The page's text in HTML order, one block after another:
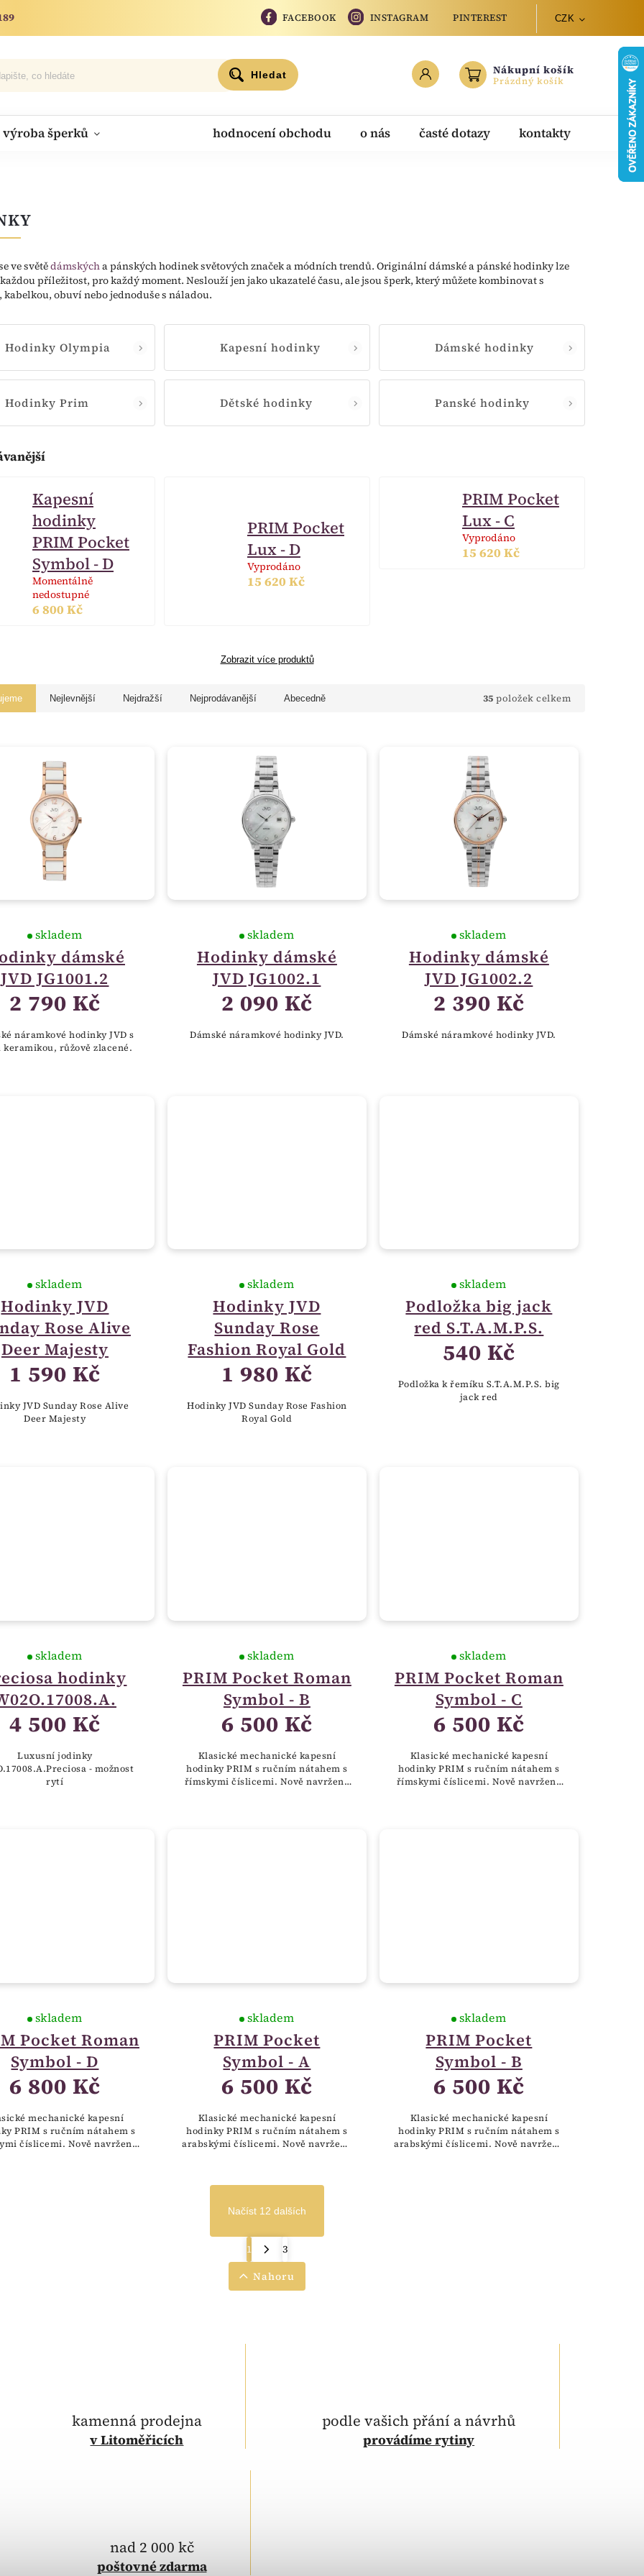
FACEBOOK INSTAGRAM PINTEREST CZK
Hledat Nákupní košík
Prázdný košík
výroba šperků hodnocení obchodu o nás časté dotazy kontakty
ve světědámskýcha pánských hodinek světových značek a módních trendů. Originální dámské a pánské hodinky lze
příležitost, pro každý moment. Neslouží jen jako ukazatelé času, ale jsou šperk, který můžete kombinovat s
kabelkou, obuví nebo jednoduše s náladou.
Hodinky Olympia Kapesní hodinky Dámské hodinky
Hodinky Prim Dětské hodinky Panské hodinky
Kapesní
hodinky
PRIM Pocket
Symbol - D
Momentálně
nedostupné
6 800 Kč
PRIM Pocket
Lux - D
Vyprodáno
15 620 Kč
PRIM Pocket
Lux - C
Vyprodáno
15 620 Kč
Zobrazit více produktů
Nejlevnější Nejdražší Nejprodávanější Abecedně 35 položek celkem
dámské
JVD JG1001.2
skladem
2 790 Kč
náramkové hodinky JVD s
keramikou, růžově zlacené.
Hodinky dámské
JVD JG1002.1
skladem
2 090 Kč
Dámské náramkové hodinky JVD.
Hodinky dámské
JVD JG1002.2
skladem
2 390 Kč
Dámské náramkové hodinky JVD.
Hodinky JVD
Rose Alive
Deer Majesty
skladem
1 590 Kč
JVD Sunday Rose Alive
Deer Majesty
Hodinky JVD
Sunday Rose
Fashion Royal Gold
skladem
1 980 Kč
Hodinky JVD Sunday Rose Fashion
Royal Gold
Podložka big jack
red S.T.A.M.P.S.
skladem
540 Kč
Podložka k řemíku S.T.A.M.P.S. big
jack red
hodinky
skladem
4 500 Kč
Luxusní jodinky
- možnost
rytí
PRIM Pocket Roman
Symbol - B
skladem
6 500 Kč
Klasické mechanické kapesní
hodinky PRIM s ručním nátahem s
římskymi číslicemi. Nově navržený
PRIM Pocket Roman
Symbol - C
skladem
6 500 Kč
Klasické mechanické kapesní
hodinky PRIM s ručním nátahem s
římskymi číslicemi. Nově navržený
Pocket Roman
Symbol - D
skladem
6 800 Kč
mechanické kapesní
PRIM s ručním nátahem s
číslicemi. Nově navržený
PRIM Pocket
Symbol - A
skladem
6 500 Kč
Klasické mechanické kapesní
hodinky PRIM s ručním nátahem s
arabskými číslicemi. Nově navržený
erbem, který...
PRIM Pocket
Symbol - B
skladem
6 500 Kč
Klasické mechanické kapesní
hodinky PRIM s ručním nátahem s
arabskými číslicemi. Nově navržený
Načíst 12 dalších
1
3
Nahoru
kamenná prodejna
v Litoměřicích
podle vašich přání a návrhů
provádíme rytiny
nad 2 000 kč
poštovnézdarma